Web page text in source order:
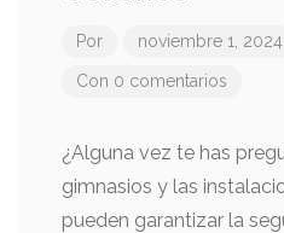
Por noviembre 1, 2024
Con 0 comentarios
¿Alguna vez te has
gimnasios y las
pueden garantizar la